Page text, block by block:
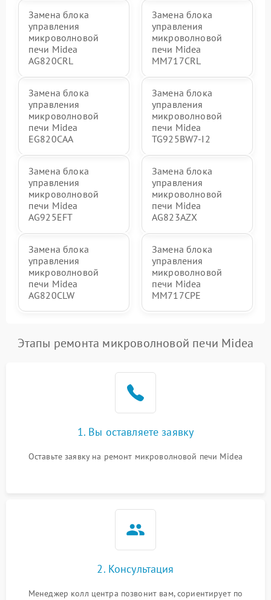
Замена блока
управления
микроволновой
печи Midea
AG820CRL
Замена блока
управления
микроволновой
печи Midea
MM717CRL
Замена блока
управления
микроволновой
печи Midea
EG820CAA
Замена блока
управления
микроволновой
печи Midea
TG925BW7-I2
Замена блока
управления
микроволновой
печи Midea
AG925EFT
Замена блока
управления
микроволновой
печи Midea
AG823AZX
Замена блока
управления
микроволновой
печи Midea
AG820CLW
Замена блока
управления
микроволновой
печи Midea
MM717CPE
Этапы ремонта микроволновой печи Midea
1. Вы оставляете заявку
Оставьте заявку на ремонт микроволновой печи Midea
2. Консультация
Менеджер колл центра позвонит вам, сориентирует по